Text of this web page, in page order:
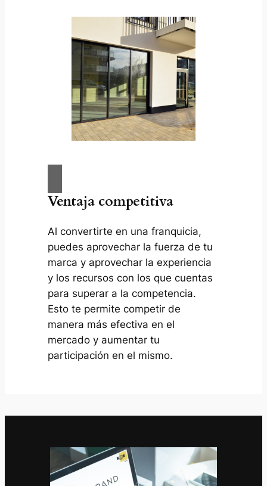
Ventaja competitiva
Al convertirte en una franquicia,
puedes aprovechar la fuerza de tu
marca y aprovechar la experiencia
y los recursos con los que cuentas
para superar a la competencia.
Esto te permite competir de
manera más efectiva en el
mercado y aumentar tu
participación en el mismo.